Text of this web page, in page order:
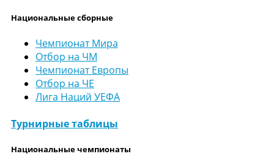
Национальные сборные
Чемпионат Мира
Отбор на ЧМ
Чемпионат Европы
Отбор на ЧЕ
Лига Наций УЕФА
Турнирные таблицы
Национальные чемпионаты